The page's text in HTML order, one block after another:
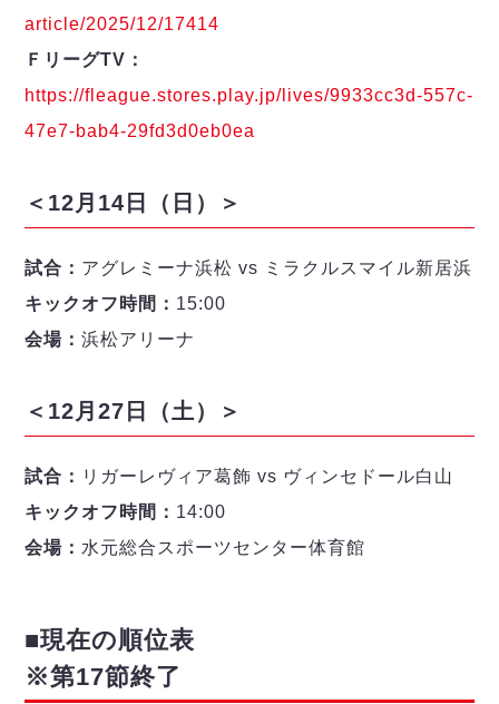
article/2025/12/17414
ＦリーグTV：
https://fleague.stores.play.jp/lives/9933cc3d-557c-
47e7-bab4-29fd3d0eb0ea
＜12月14日（日）＞
試合： アグレミーナ浜松 vs ミラクルスマイル新居浜
キックオフ時間： 15:00
会場：浜松アリーナ
＜12月27日（土）＞
試合： リガーレヴィア葛飾 vs ヴィンセドール白山
キックオフ時間： 14:00
会場： 水元総合スポーツセンター体育館
■現在の順位表
※第17節終了